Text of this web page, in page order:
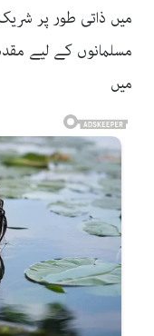
میں ذاتی طور پر
مسلمانوں کے لیے
میں